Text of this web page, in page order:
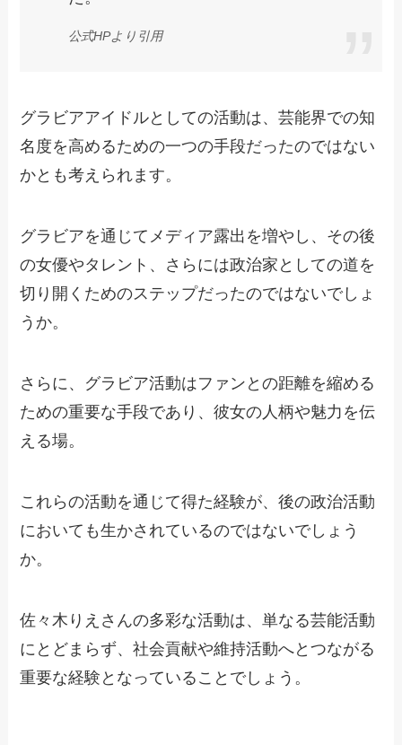
公式HPより引用
グラビアアイドルとしての活動は、芸能界での知
名度を高めるための一つの手段だったのではない
かとも考えられます。
グラビアを通じてメディア露出を増やし、その後
の女優やタレント、さらには政治家としての道を
切り開くためのステップだったのではないでしょ
うか。
さらに、グラビア活動はファンとの距離を縮める
ための重要な手段であり、彼女の人柄や魅力を伝
える場。
これらの活動を通じて得た経験が、後の政治活動
においても生かされているのではないでしょう
か。
佐々木りえさんの多彩な活動は、単なる芸能活動
にとどまらず、社会貢献や維持活動へとつながる
重要な経験となっていることでしょう。